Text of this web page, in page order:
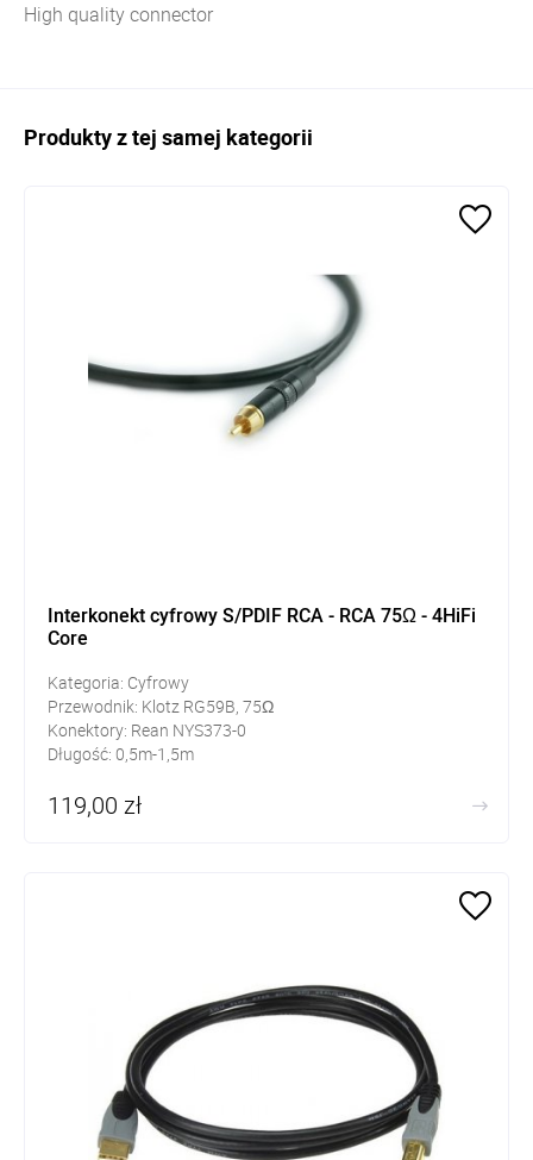
High quality connector
Produkty z tej samej kategorii
Interkonekt cyfrowy S/PDIF RCA - RCA 75Ω - 4HiFi
Core
Kategoria: Cyfrowy
Przewodnik: Klotz RG59B, 75Ω
Konektory: Rean NYS373-0
Długość: 0,5m-1,5m
119,00 zł